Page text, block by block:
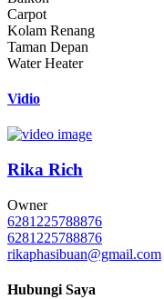
Carpot
Kolam Renang
Taman Depan
Water Heater
Vidio
Rika Rich
Owner
6281225788876
6281225788876
rikaphasibuan@gmail.com
Hubungi Saya